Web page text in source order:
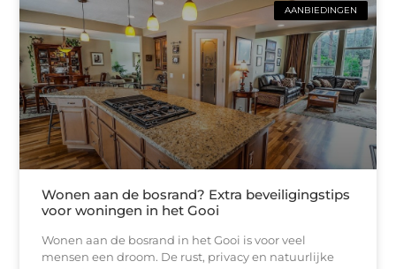
AANBIEDINGEN
Wonen aan de bosrand? Extra beveiligingstips
voor woningen in het Gooi
Wonen aan de bosrand in het Gooi is voor veel
mensen een droom. De rust, privacy en natuurlijke